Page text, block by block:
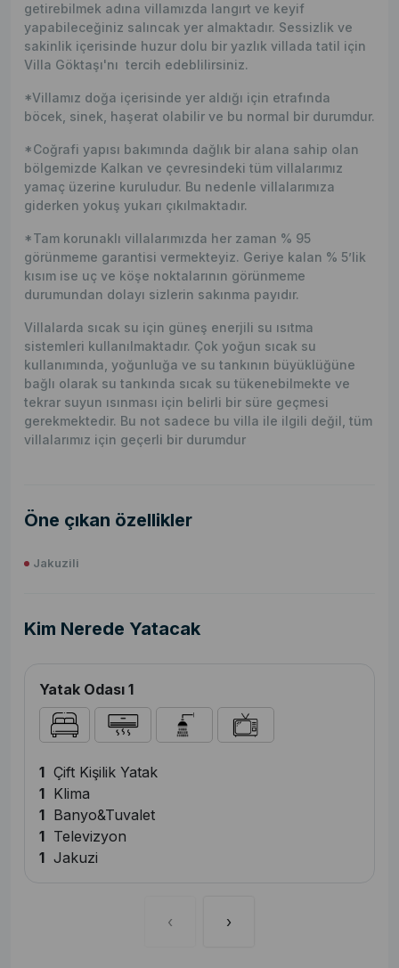
getirebilmek adına villamızda langırt ve keyif
yapabileceğiniz salıncak yer almaktadır. Sessizlik ve
sakinlik içerisinde huzur dolu bir yazlık villada tatil için
Villa Göktaşı'nı tercih edeblilirsiniz.
*Villamız doğa içerisinde yer aldığı için etrafında
böcek, sinek, haşerat olabilir ve bu normal bir durumdur.
*Coğrafi yapısı bakımında dağlık bir alana sahip olan
bölgemizde Kalkan ve çevresindeki tüm villalarımız
yamaç üzerine kuruludur. Bu nedenle villalarımıza
giderken yokuş yukarı çıkılmaktadır.
*Tam korunaklı villalarımızda her zaman % 95
görünmeme garantisi vermekteyiz. Geriye kalan % 5’lik
kısım ise uç ve köşe noktalarının görünmeme
durumundan dolayı sizlerin sakınma payıdır.
Villalarda sıcak su için güneş enerjili su ısıtma
sistemleri kullanılmaktadır. Çok yoğun sıcak su
kullanımında, yoğunluğa ve su tankının büyüklüğüne
bağlı olarak su tankında sıcak su tükenebilmekte ve
tekrar suyun ısınması için belirli bir süre geçmesi
gerekmektedir. Bu not sadece bu villa ile ilgili değil, tüm
villalarımız için geçerli bir durumdur
Öne çıkan özellikler
Jakuzili
Kim Nerede Yatacak
Yatak Odası 1
1 Çift Kişilik Yatak
1 Klima
1 Banyo&Tuvalet
1 Televizyon
1 Jakuzi
‹ ›